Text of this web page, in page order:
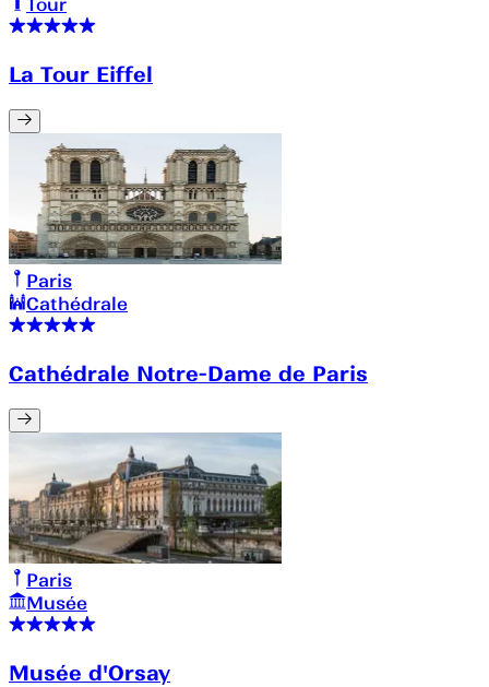
Tour
La Tour Eiffel
Paris
Cathédrale
Cathédrale Notre-Dame de Paris
Paris
Musée
Musée d'Orsay